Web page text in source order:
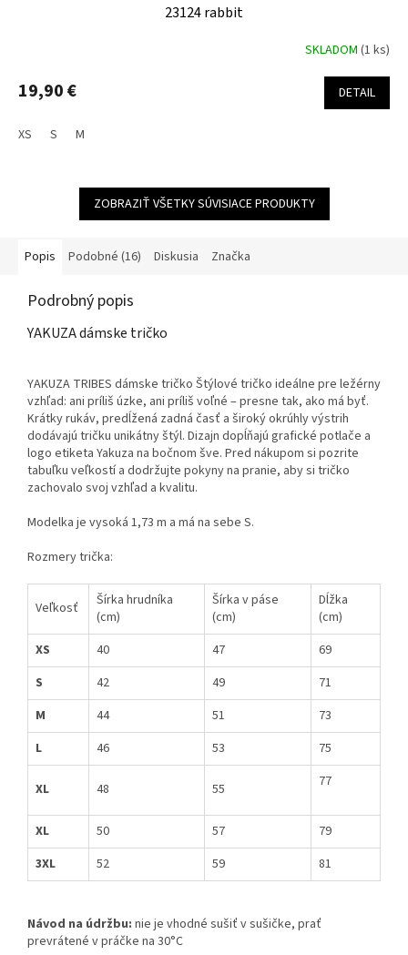
23124 rabbit
SKLADOM (1 ks)
19,90 € DETAIL
XS S M
ZOBRAZIŤ VŠETKY SÚVISIACE PRODUKTY
Popis Podobné (16) Diskusia Značka
Podrobný popis
YAKUZA dámske tričko
YAKUZA TRIBES dámske tričko Štýlové tričko ideálne pre ležérny
vzhľad: ani príliš úzke, ani príliš voľné – presne tak, ako má byť.
Krátky rukáv, predĺžená zadná časť a široký okrúhly výstrih
dodávajú tričku unikátny štýl. Dizajn dopĺňajú grafické potlače a
logo etiketa Yakuza na bočnom šve. Pred nákupom si pozrite
tabuľku veľkostí a dodržujte pokyny na pranie, aby si tričko
zachovalo svoj vzhľad a kvalitu.
Modelka je vysoká 1,73 m a má na sebe S.
Rozmery trička:
Veľkosť
Šírka hrudníka
(cm)
Šírka v páse
(cm)
Dĺžka
(cm)
XS
40 47
69
S
42 49
71
M
44 51
73
L
46 53 75
XL 48 55 77
XL 50 57
79
3XL
52 59 81
Návod na údržbu: nie je vhodné sušiť v sušičke, prať
prevrátené v práčke na 30°C